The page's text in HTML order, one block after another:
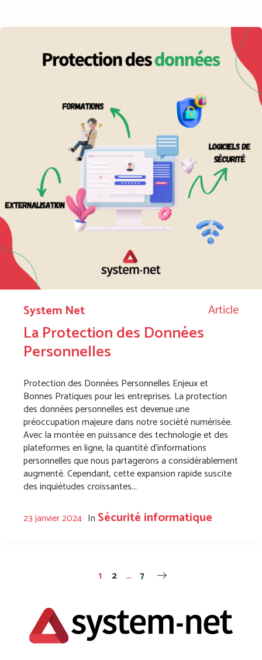
System Net Article
La Protection des Données
Personnelles
Protection des Données Personnelles Enjeux et
Bonnes Pratiques pour les entreprises. La protection
des données personnelles est devenue une
préoccupation majeure dans notre société numérisée.
Avec la montée en puissance des technologie et des
plateformes en ligne, la quantité d’informations
personnelles que nous partagerons a considérablement
augmenté. Cependant, cette expansion rapide suscite
des inquiétudes croissantes...
23 janvier 2024 In Sécurité informatique
1 2 … 7